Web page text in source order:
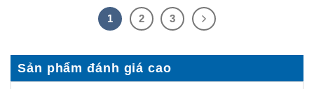
Sản phẩm đánh giá cao
1 2 3